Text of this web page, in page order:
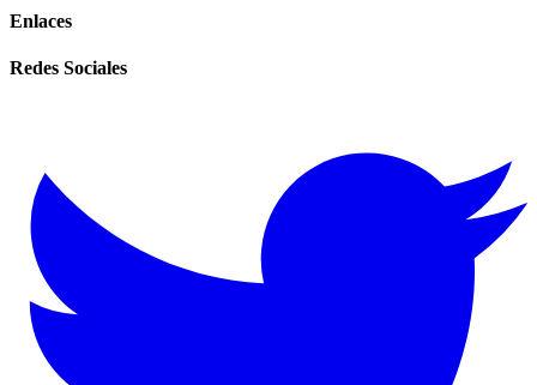
Enlaces
Redes Sociales